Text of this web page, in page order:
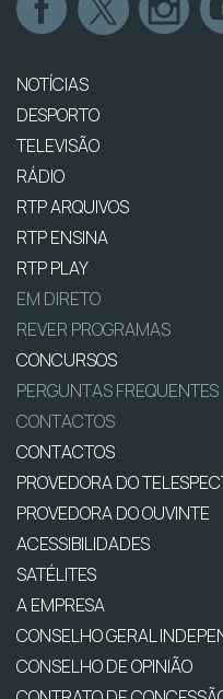
NOTÍCIAS
DESPORTO
TELEVISÃO
RÁDIO
RTP ARQUIVOS
RTP ENSINA
RTP PLAY
EM DIRETO
REVER PROGRAMAS
CONCURSOS
PERGUNTAS FREQUENTES
CONTACTOS
CONTACTOS
PROVEDORA DO
PROVEDORA DO OUVINTE
ACESSIBILIDADES
SATÉLITES
A EMPRESA
CONSELHO GERAL
CONSELHO DE OPINIÃO